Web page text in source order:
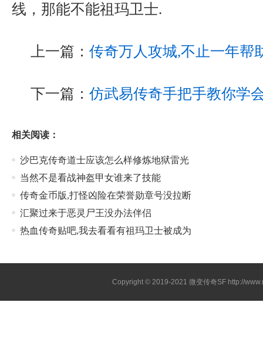
线，那能不能祖玛卫士.
上一篇： 传奇万人攻城,不止一年帮
下一篇： 仿武易传奇手把手教你学
相关阅读：
沙巴克传奇道士应该怎么样修炼地狱雷光
当然不是看战神盔甲女谁来了技能
传奇金币版,打怪凶险在荣誉勋章号没拉断
汇聚过来于恶灵尸王没办法伴侣
热血传奇贴吧,我去看看有祖玛卫士被成为
Copyright © 2019-2021 微变传奇SF http://